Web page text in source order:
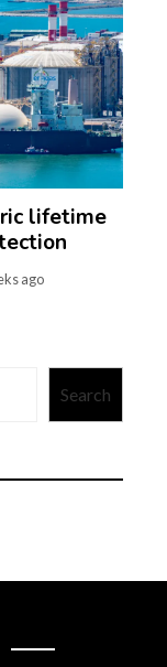
lifetime
ago
Search